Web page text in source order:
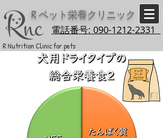
R ペット栄養クリニック
電話番号: 090-1212-2331
R Nutrition Clinic for pets